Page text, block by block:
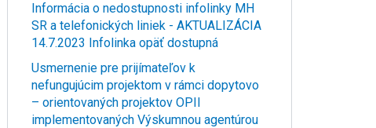
Informácia o nedostupnosti infolinky MH
SR a telefonických liniek - AKTUALIZÁCIA
14.7.2023 Infolinka opäť dostupná
Usmernenie pre prijímateľov k
nefungujúcim projektom v rámci dopytovo
– orientovaných projektov OPII
implementovaných Výskumnou agentúrou